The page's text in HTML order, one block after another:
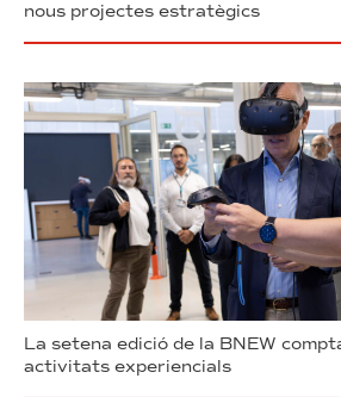
nous projectes estratègics
La setena edició de la BNEW
activitats experiencials